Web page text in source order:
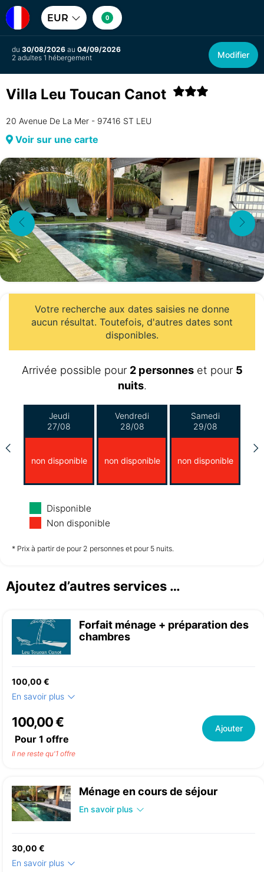
EUR 0
du 30/08/2026 au 04/09/2026
2 adultes 1 hébergement
Modifier
Villa Leu Toucan Canot
20 Avenue De La Mer - 97416 ST LEU
Voir sur une carte
Votre recherche aux dates saisies ne donne
aucun résultat. Toutefois, d'autres dates sont
disponibles.
Arrivée possible pour 2 personneset pour 5
nuits.
Jeudi
27/08
non disponible
Vendredi
28/08
non disponible
Samedi
29/08
non disponible
Dimanche
30/08
non disponible non disponible
Mercredi
non disponible
Disponible
Non disponible
* Prix à partir de pour 2 personnes et pour 5 nuits.
Ajoutez d’autres services …
Forfait ménage + préparation des
chambres
100,00 €
En savoir plus
100,00 €
Pour 1 offre
Ajouter
Il ne reste qu'1 offre
Ménage en cours de séjour
En savoir plus
30,00 €
En savoir plus